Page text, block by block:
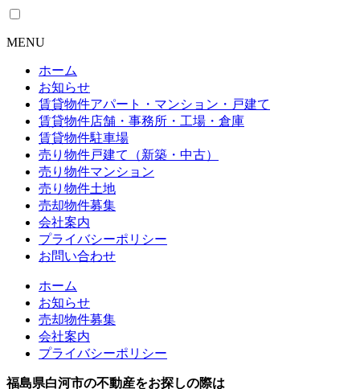
MENU
ホーム
お知らせ
賃貸物件アパート・マンション・戸建て
賃貸物件店舗・事務所・工場・倉庫
賃貸物件駐車場
売り物件戸建て（新築・中古）
売り物件マンション
売り物件土地
売却物件募集
会社案内
プライバシーポリシー
お問い合わせ
ホーム
お知らせ
売却物件募集
会社案内
プライバシーポリシー
福島県白河市の不動産をお探しの際は